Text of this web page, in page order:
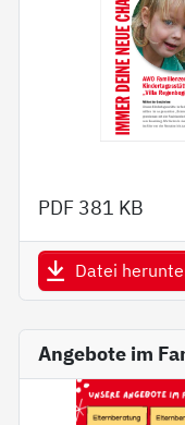
PDF 381 KB
Datei
Angebote im